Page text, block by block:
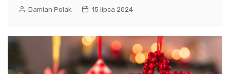
Damian Polak 15 lipca 2024